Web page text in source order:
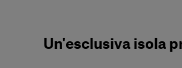
Un'esclusiva isola